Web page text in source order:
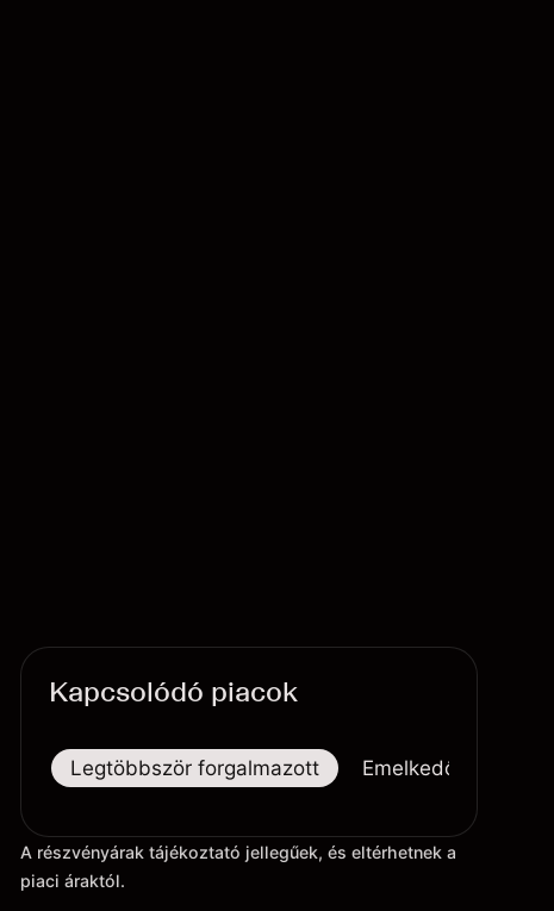
Kapcsolódó piacok
Legtöbbször forgalmazott Emelkedők
A részvényárak tájékoztató jellegűek, és eltérhetnek a
piaci áraktól.